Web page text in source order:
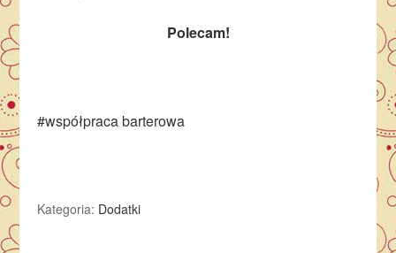
Polecam!
#współpraca barterowa
Kategoria: Dodatki